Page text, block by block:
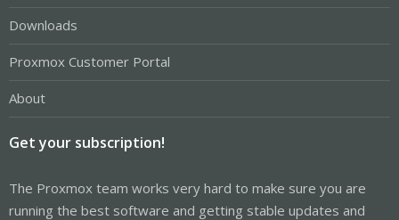
Downloads
Proxmox Customer Portal
About
Get your subscription!
The Proxmox team works very hard to make sure you are
running the best software and getting stable updates and